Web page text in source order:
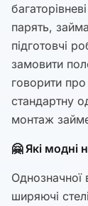
парять,
підготовчі
замовити
говорити про
стандартну
монтаж
🤗 Які модні
Однозначної
ширяючі